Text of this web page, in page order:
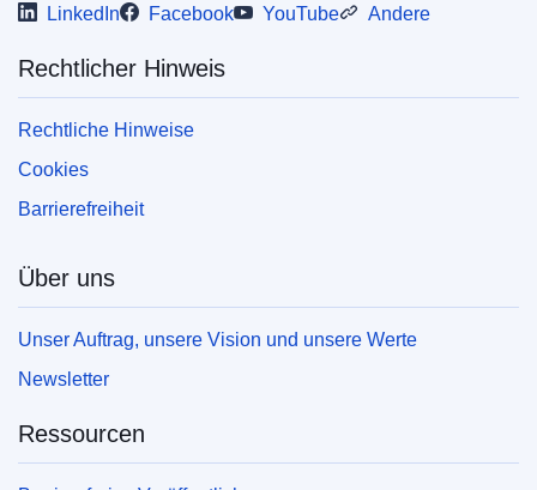
Diese Veröffentlichung kann im weboptimierten
heruntergeladen werden. Weitere
Informationen zum Druck Ihrer eigenen Kopie
unserem Abschnitt
LinkedIn Facebook YouTube Andere
Rechtlicher Hinweis
Rechtliche Hinweise
Cookies
Barrierefreiheit
Über uns
Unser Auftrag, unsere Vision und unsere Werte
Newsletter
Ressourcen